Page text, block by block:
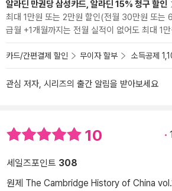
알라딘 만권당 삼성카드, 알라딘 15% 청구 할인
최대 1만원 또는 2만원 할인(전월 30만원 또는
급월 +1개월까지는 전월 실적이 없어도 최대 1
카드/간편결제 할인 무이자 할부 소득공제
관심 저자, 시리즈의 출간 알림을 받아보세요
10
세일즈포인트 308
원제 The Cambridge History of China